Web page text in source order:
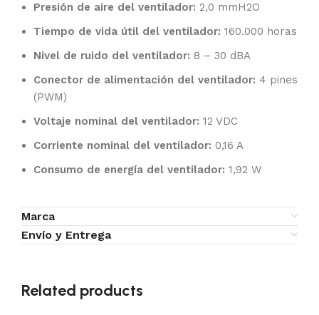
Presión de aire del ventilador: 2,0 mmH2O
Tiempo de vida útil del ventilador: 160.000 horas
Nivel de ruido del ventilador: 8 – 30 dBA
Conector de alimentación del ventilador: 4 pines
(PWM)
Voltaje nominal del ventilador: 12 VDC
Corriente nominal del ventilador: 0,16 A
Consumo de energía del ventilador: 1,92 W
Marca
Envío y Entrega
Related products